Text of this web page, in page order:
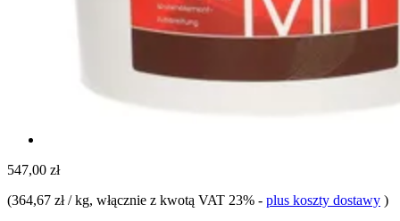
547,00 zł
(364,67 zł / kg, włącznie z kwotą VAT 23% - plus koszty dostawy )